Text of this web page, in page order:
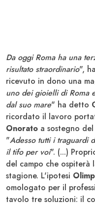
Da oggi Roma ha una
risultato straordinario",
ricevuto in dono una
uno dei gioielli di Roma
dal suo mare" ha detto
ricordato il lavoro
Onorato a sostegno
"Adesso tutti i traguardi
il tifo per voi". (...)
del campo che ospiterà
stagione. L'ipotesi
omologato per il
tavolo tre soluzioni: il